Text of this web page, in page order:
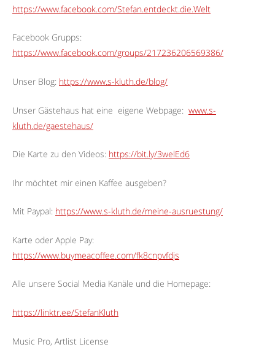
https://www.facebook.com/Stefan.entdeckt.die.Welt
Facebook Grupps:
https://www.facebook.com/groups/217236206569386/
Unser Blog: https://www.s-kluth.de/blog/
Unser Gästehaus hat eine eigene Webpage: www.s-
kluth.de/gaestehaus/
Die Karte zu den Videos: https://bit.ly/3welEd6
Ihr möchtet mir einen Kaffee ausgeben?
Mit Paypal: https://www.s-kluth.de/meine-ausruestung/
Karte oder Apple Pay:
https://www.buymeacoffee.com/fk8cnpvfdjs
Alle unsere Social Media Kanäle und die Homepage:
https://linktr.ee/StefanKluth
Music Pro, Artlist License